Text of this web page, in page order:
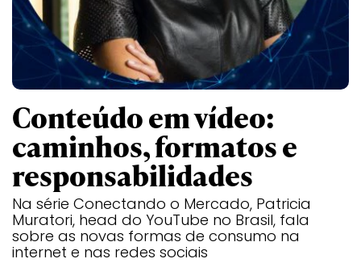
Conteúdo em vídeo:
caminhos, formatos e
responsabilidades
Na série Conectando o Mercado, Patricia
Muratori, head do YouTube no Brasil, fala
sobre as novas formas de consumo na
internet e nas redes sociais